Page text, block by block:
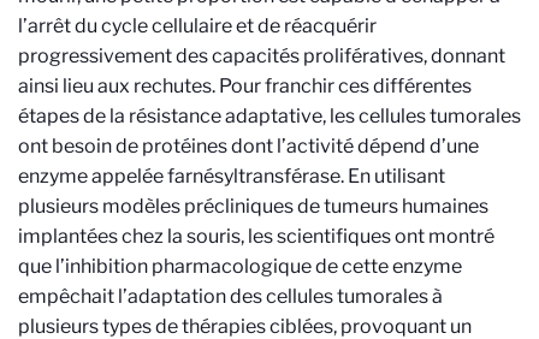
l’arrêt du cycle cellulaire et de réacquérir
progressivement des capacités prolifératives, donnant
ainsi lieu aux rechutes. Pour franchir ces différentes
étapes de la résistance adaptative, les cellules tumorales
ont besoin de protéines dont l’activité dépend d’une
enzyme appelée farnésyltransférase. En utilisant
plusieurs modèles précliniques de tumeurs humaines
implantées chez la souris, les scientifiques ont montré
que l’inhibition pharmacologique de cette enzyme
empêchait l’adaptation des cellules tumorales à
plusieurs types de thérapies ciblées, provoquant un